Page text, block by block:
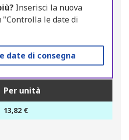
Inserisci la nuova
"Controlla le date di
date di consegna
Per unità
13,82 €